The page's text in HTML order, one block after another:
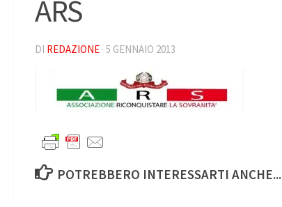
ARS
DI REDAZIONE · 5 GENNAIO 2013
POTREBBERO INTERESSARTI ANCHE...